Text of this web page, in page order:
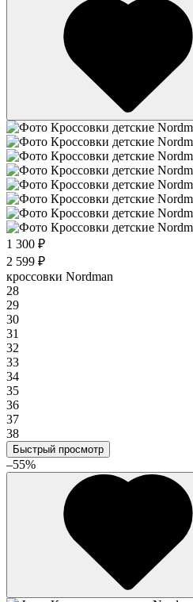
1 300 ₽
2 599 ₽
кроссовки Nordman
28
29
30
31
32
33
34
35
36
37
38
Быстрый просмотр
–55%